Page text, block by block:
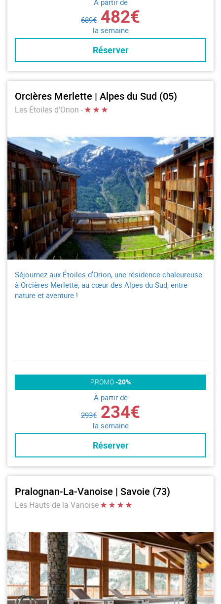
689€ 482€
la semaine
Réserver
Orcières Merlette | Alpes du Sud (05)
Les Étoiles d'Orion -
Séjournez aux Étoiles d’Orion, une résidence chaleureuse
à Orcières Merlette, au cœur des Alpes du Sud, entre
nature et aventure !
PROMO-20%
À partir de
293€ 234€
la semaine
Réserver
Pralognan-La-Vanoise | Savoie (73)
Les Hauts de la Vanoise